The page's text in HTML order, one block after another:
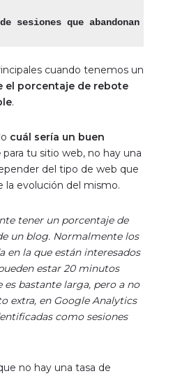
sesiones que abandonan tu
cuando tenemos un
el porcentaje de rebote
.
cuál sería un buen
para tu sitio web, no hay una
del tipo de web que
la evolución del mismo.
tener un porcentaje de
un blog. Normalmente los
en la que están interesados
estar 20 minutos
bastante larga, pero a no
extra, en Google Analytics
como sesiones
no hay una tasa de